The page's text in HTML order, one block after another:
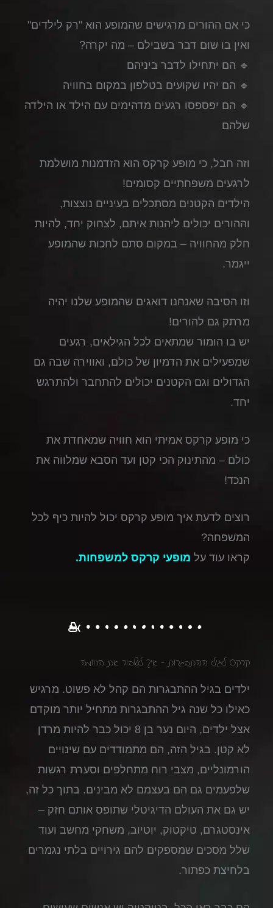
כי אם ההורים מרגישים שהמופע הוא "רק לילדים"
ואין בו שום דבר בשבילם – מה יקרה?
🔹 הם יתחילו לדבר ביניהם
🔹 הם יהיו שקועים בטלפון במקום בחוויה
🔹 הם יפספסו רגעים מדהימים עם הילד או הילדה
שלהם
וזה חבל, כי מופע קרקס הוא הזדמנות מושלמת
לרגעים משפחתיים קסומים!
הילדים הקטנים מסתכלים בעיניים נוצצות,
וההורים יכולים ליהנות איתם, לצחוק יחד, להיות
חלק מהחוויה – במקום סתם לחכות שהמופע
ייגמר.
וזו הסיבה שאנחנו דואגים שהמופע שלנו יהיה
מרתק גם להורים!
יש בו הומור שמתאים לכל הגילאים, רגעים
שמפעילים את הדמיון של כולם, ואווירה שבה גם
הגדולים וגם הקטנים יכולים להתחבר ולהתרגש
יחד.
כי מופע קרקס אמיתי הוא חוויה שמאחדת את
כולם – מהתינוק הכי קטן ועד הסבא שמלווה את
הנכד!
רוצים לדעת איך מופע קרקס יכול להיות כיף לכל
המשפחה?
קראו עוד על מופעי קרקס למשפחות.
קרקס לגיל ההתבגרות - איך לשבור את החומה
ילדים בגיל ההתבגרות הם קהל לא פשוט. מרגיש
כאילו כל שנה גיל ההתבגרות מתחיל יותר מוקדם
אצל ילדים, היום נער בן 8 יכול כבר להיות מרדן
לא קטן. בגיל הזה, הם מתמודדים עם שינויים
הורמונליים, מצבי רוח מתחלפים וסערת רגשות
שלפעמים גם הם בעצמם לא מבינים. בתוך כל זה,
יש גם את העולם הדיגיטלי שתופס אותם חזק –
אינסטגרם, טיקטוק, יוטיוב, משחקי מחשב ועוד
שלל מסכים שמספקים להם גירויים בלתי נגמרים
בלחיצת כפתור.